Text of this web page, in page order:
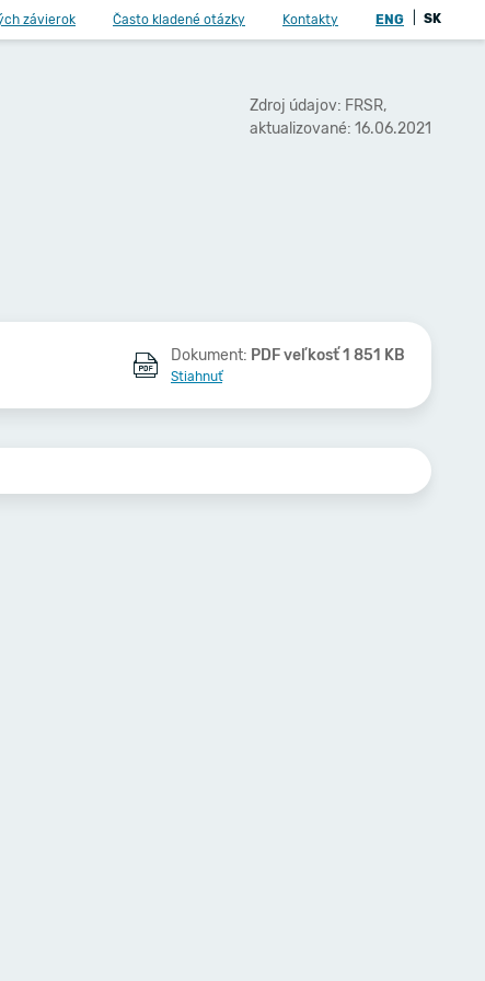
závierok Často kladené otázky Kontakty ENG SK
Zdroj údajov: FRSR,
aktualizované: 16.06.2021
Dokument: PDF veľkosť 1 851 KB
Stiahnuť